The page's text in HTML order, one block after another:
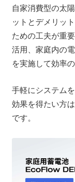
自家消費型の太
ットとデメリッ
ための工夫が重
活用、家庭内の
を実施して効率
手軽にシステム
効果を得たい方
です。